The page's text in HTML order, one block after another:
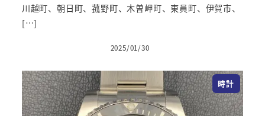
川越町、朝日町、菰野町、木曽岬町、東員町、伊賀市、
[…]
2025/01/30
時計